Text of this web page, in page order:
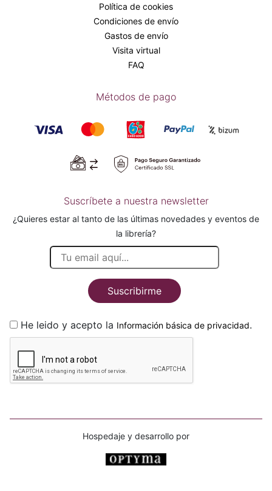
Política de cookies
Condiciones de envío
Gastos de envío
Visita virtual
FAQ
Métodos de pago
Suscríbete a nuestra newsletter
¿Quieres estar al tanto de las últimas novedades y eventos de
la librería?
Suscribirme
He leido y acepto la Información básica de privacidad.
Hospedaje y desarrollo por